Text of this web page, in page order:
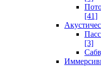
[41]
[3]